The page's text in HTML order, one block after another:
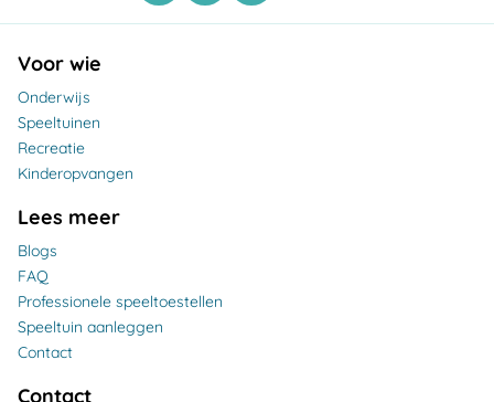
Voor wie
Onderwijs
Speeltuinen
Recreatie
Kinderopvangen
Lees meer
Blogs
FAQ
Professionele speeltoestellen
Speeltuin aanleggen
Contact
Contact